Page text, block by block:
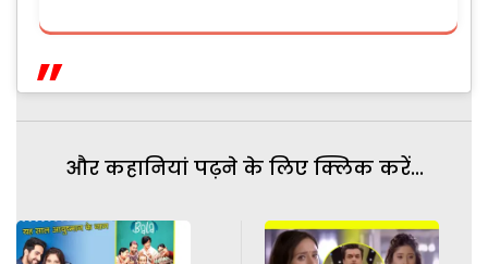
और कहानियां पढ़ने के लिए क्लिक करें...